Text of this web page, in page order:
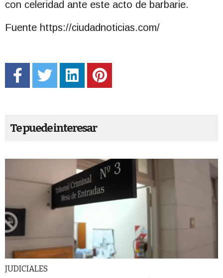
con celeridad ante este acto de barbarie.
Fuente https://ciudadnoticias.com/
Te puede interesar
JUDICIALES